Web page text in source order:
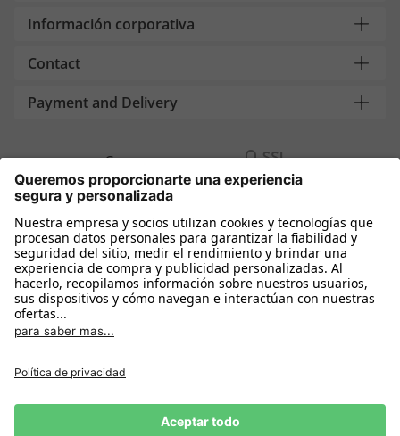
Información corporativa
Contact
Payment and Delivery
Compra segura con
Más tiendas online
España
Condiciones Compra
Declarar el desistimiento